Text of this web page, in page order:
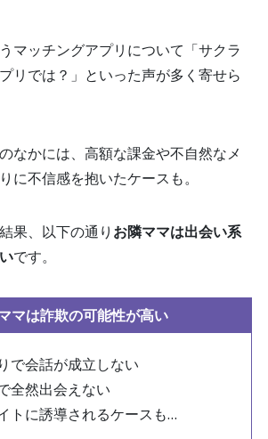
マッチングアプリについて「サクラ
リでは？」といった声が多く寄せら
なかには、高額な課金や不自然なメ
に不信感を抱いたケースも。
果、以下の通り お隣ママは出会い系
です。
マは詐欺の可能性が高い
で会話が成立しない
全然出会えない
トに誘導されるケースも…